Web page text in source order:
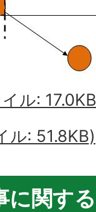
ル:
ル: 51.8KB)
に関す